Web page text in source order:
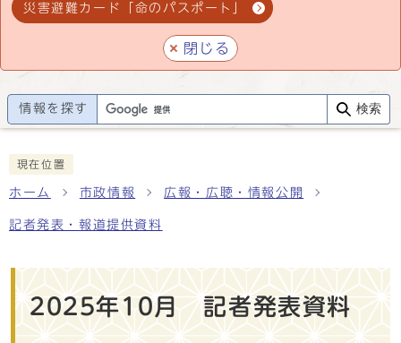
災害避難カード「命のパスポート」
閉じる
情報を探す 検索
現在位置
ホーム 市政情報 広報・広聴・情報公開
記者発表・報道提供資料
2025年10月 記者発表資料